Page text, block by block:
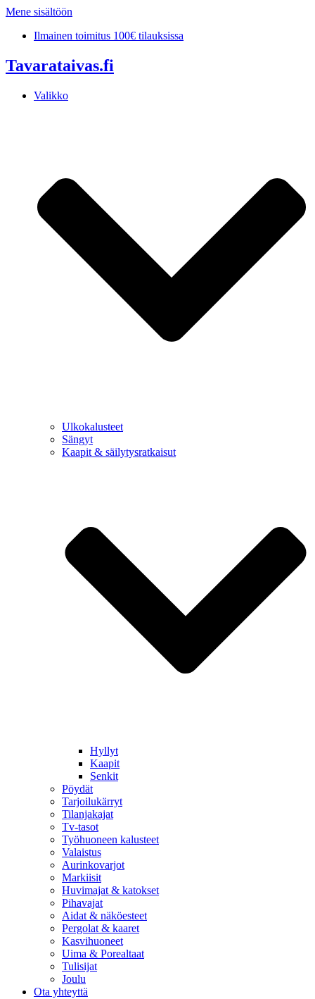
Mene sisältöön
Ilmainen toimitus 100€ tilauksissa
Tavarataivas.fi
Valikko
Ulkokalusteet
Sängyt
Kaapit & säilytysratkaisut
Hyllyt
Kaapit
Senkit
Pöydät
Tarjoilukärryt
Tilanjakajat
Tv-tasot
Työhuoneen kalusteet
Valaistus
Aurinkovarjot
Markiisit
Huvimajat & katokset
Pihavajat
Aidat & näköesteet
Pergolat & kaaret
Kasvihuoneet
Uima & Porealtaat
Tulisijat
Joulu
Ota yhteyttä